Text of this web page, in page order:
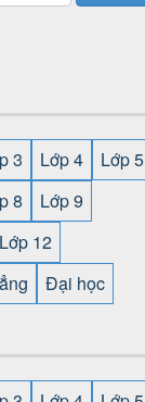
3 Lớp 4
Lớp 5
8
Lớp 9
Lớp 12
Đại học